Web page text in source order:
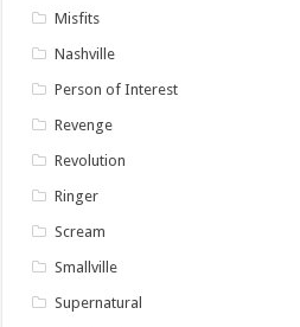
Misfits
Nashville
Person of Interest
Revenge
Revolution
Ringer
Scream
Smallville
Supernatural